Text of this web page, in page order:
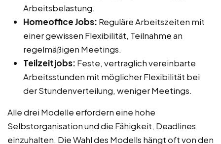
Arbeitsbelastung.
Homeoffice Jobs: Reguläre Arbeitszeiten mit
einer gewissen Flexibilität, Teilnahme an
regelmäßigen Meetings.
Teilzeitjobs: Feste, vertraglich vereinbarte
Arbeitsstunden mit möglicher Flexibilität bei
der Stundenverteilung, weniger Meetings.
Alle drei Modelle erfordern eine hohe
Selbstorganisation und die Fähigkeit, Deadlines
einzuhalten. Die Wahl des Modells hängt oft von den